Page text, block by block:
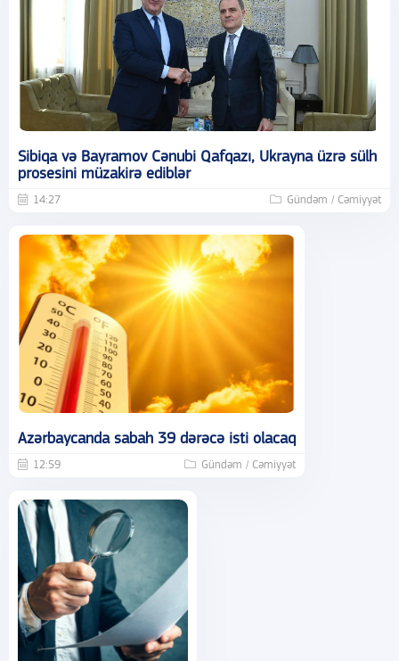
Sibiqa və Bayramov Cənubi Qafqazı, Ukrayna üzrə sülh
prosesini müzakirə ediblər
14:27 Gündəm / Cəmiyyət
Azərbaycanda sabah 39 dərəcə isti olacaq
12:59 Gündəm / Cəmiyyət